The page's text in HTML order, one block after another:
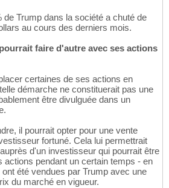
de Trump dans la société a chuté de
au cours des derniers mois.
faire d'autre avec ses actions
certaines de ses actions en
démarche ne constituerait pas une
être divulguée dans un
il pourrait opter pour une vente
fortuné. Cela lui permettrait
d'un investisseur qui pourrait être
actions pendant un certain temps - en
été vendues par Trump avec une
du marché en vigueur.